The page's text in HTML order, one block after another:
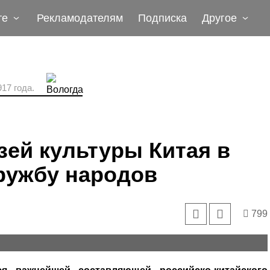
Рекламодателям Подписка Другое
года.
культуры Китая в
народов
799